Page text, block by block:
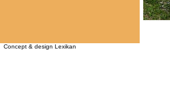
Concept & design Lexikan